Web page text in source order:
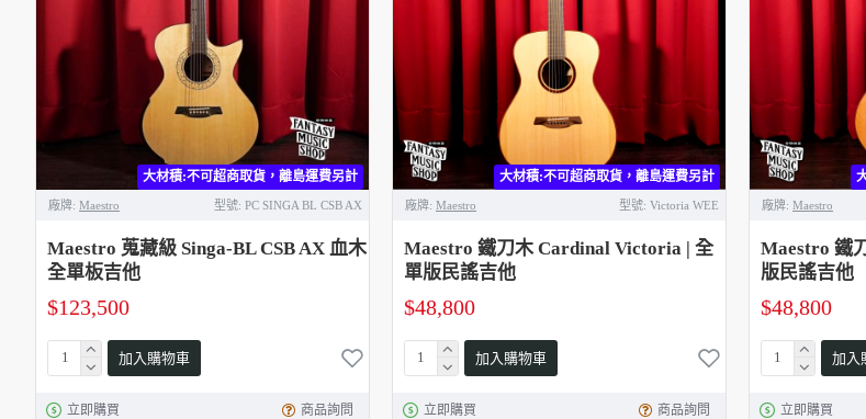
大材積:不可超商取貨，離島運費另計
廠牌: Maestro 型號: PC SINGA BL CSB AX
Maestro 蒐藏級 Singa-BL CSB AX 血木
全單板吉他
$123,500
加入購物車
立即購買 商品詢問
大材積:不可超商取貨，離島運費另計
廠牌: Maestro 型號: Victoria WEE
Maestro 鐵刀木 Cardinal Victoria | 全
單版民謠吉他
$48,800
加入購物車
立即購買 商品詢問
廠牌: Maestro
Maestro 鐵
版民謠吉他
$48,800
加入
立即購買